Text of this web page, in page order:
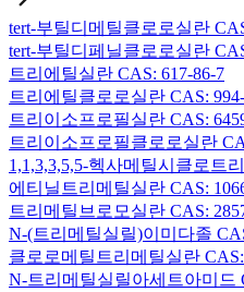
tert-부틸디메틸클로로실란
tert-부틸디페닐클로로실란
트리에틸실란 CAS: 617-86-7
트리에틸클로로실란 CAS:
트리이소프로필실란 CAS:
트리이소프로필클로로실란
1,1,3,3,5,5-헥사메틸시클로트
에티닐트리메틸실란 CAS:
트리메틸브로모실란 CAS:
N-(트리메틸실릴)이미다졸
클로로메틸트리메틸실란 CAS:
N-트리메틸실릴아세트아미드